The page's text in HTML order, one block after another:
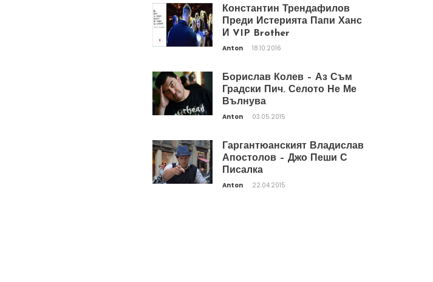
Константин Трендафилов
Преди Истерията Папи Ханс
И VIP Brother
Anton 18.10.2016
Борислав Колев – Аз Съм
Градски Пич. Селото Не Ме
Вълнува
Anton 03.05.2015
Гаргантюанският Владислав
Апостолов – Джо Пеши С
Писалка
Anton 22.04.2015